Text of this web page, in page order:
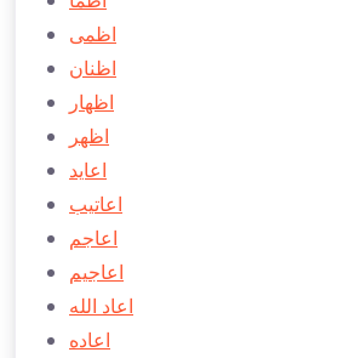
اظمی
اظنان
اظهار
اظهر
اعايد
اعاتیب
اعاجم
اعاجيم
اعاد الله
اعاده